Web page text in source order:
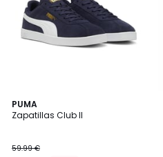
PUMA
Zapatillas Club II
59.99 €
2
Colores